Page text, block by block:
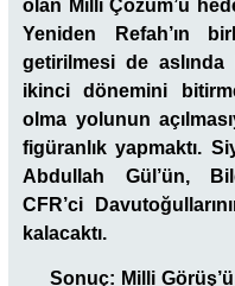
olan Milli Çözüm’ü
Yeniden Refah’ın
getirilmesi de
ikinci dönemini
olma yolunun
figüranlık yapmaktı.
Abdullah Gül’ün,
CFR’ci
kalacaktı.
Sonuç: Milli